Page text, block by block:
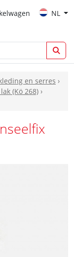
NL
en serres ›
(Kö 268) ›